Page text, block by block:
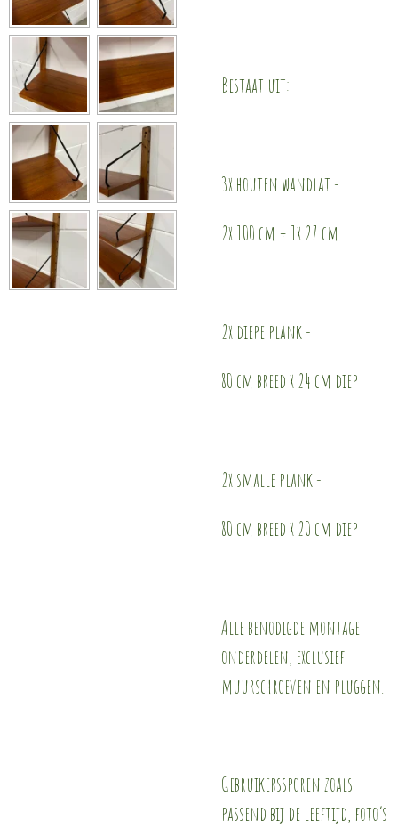
Bestaat uit:
3x houten wandlat -
2x 100 cm + 1x 27 cm
2x diepe plank -
80 cm breed x 24 cm diep
2x smalle plank -
80 cm breed x 20 cm diep
Alle benodigde montage
onderdelen, exclusief
muurschroeven en pluggen.
Gebruikerssporen zoals
passend bij de leeftijd, foto’s